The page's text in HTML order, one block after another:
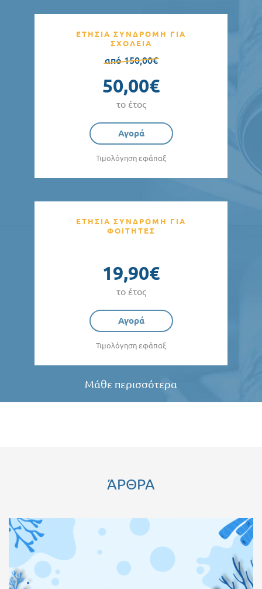
ΕΤΗΣΙΑ ΣΥΝΔΡΟΜΗ ΓΙΑ
ΣΧΟΛΕΙΑ
από 150,00€
50,00€
το έτος
Αγορά
Τιμολόγηση εφάπαξ
ΕΤΗΣΙΑ ΣΥΝΔΡΟΜΗ ΓΙΑ
ΦΟΙΤΗΤΕΣ
19,90€
το έτος
Αγορά
Τιμολόγηση εφάπαξ
Μάθε περισσότερα
ΆΡΘΡΑ